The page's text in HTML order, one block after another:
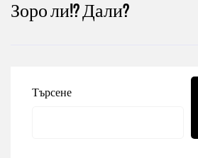
Зоро ли!? Дали?
Търсене